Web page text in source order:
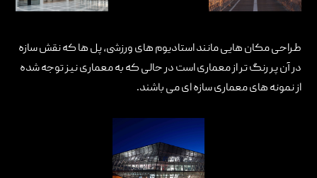
طراحی مکان هایی مانند استادیوم های ورزشی، پل ها که نقش سازه
در آن پر رنگ تر از معماری است در حالی که به معماری نیز توجه شده
از نمونه های معماری سازه ای می باشند.